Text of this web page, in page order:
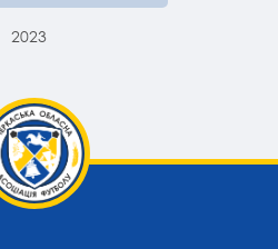
2023